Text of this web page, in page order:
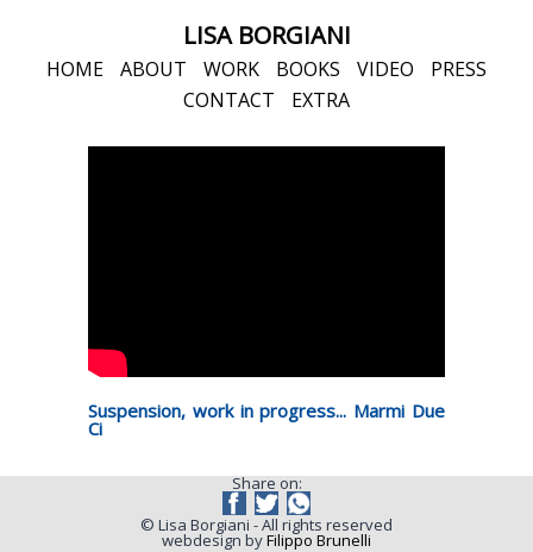
LISA BORGIANI
HOME ABOUT WORK BOOKS VIDEO
PRESS
CONTACT
EXTRA
Suspension, work in progress... Marmi Due
Ci
Share on:
© Lisa Borgiani - All rights reserved
webdesign byFilippo Brunelli